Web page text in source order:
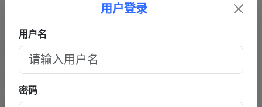
用户登录
用户名
密码